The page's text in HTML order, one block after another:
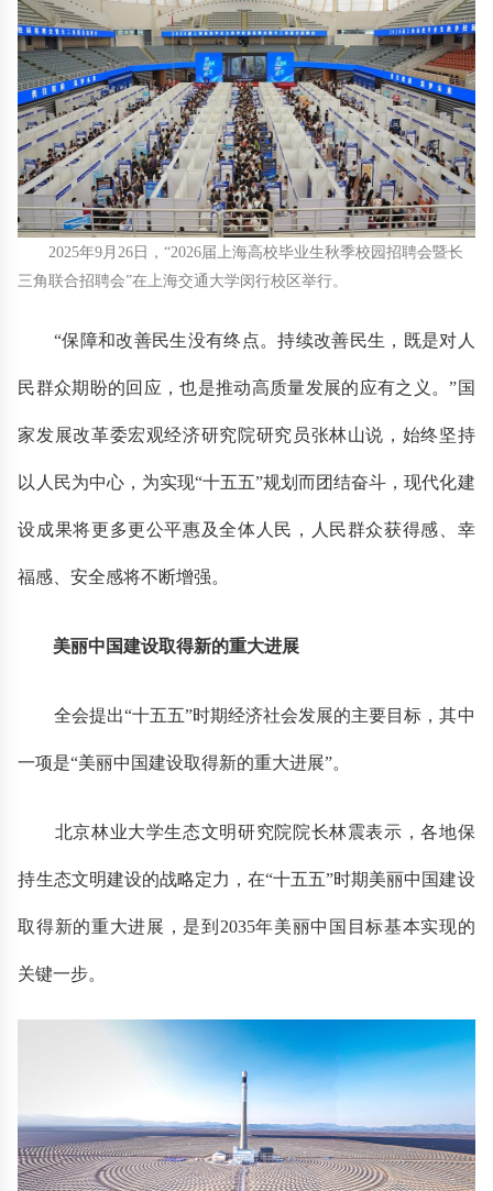
2025年9月26日，“2026届上海高校毕业生秋季校园招聘会暨长
三角联合招聘会”在上海交通大学闵行校区举行。
“保障和改善民生没有终点。持续改善民生，既是对人
民群众期盼的回应，也是推动高质量发展的应有之义。”国
家发展改革委宏观经济研究院研究员张林山说，始终坚持
以人民为中心，为实现“十五五”规划而团结奋斗，现代化建
设成果将更多更公平惠及全体人民，人民群众获得感、幸
福感、安全感将不断增强。
美丽中国建设取得新的重大进展
全会提出“十五五”时期经济社会发展的主要目标，其中
一项是“美丽中国建设取得新的重大进展”。
北京林业大学生态文明研究院院长林震表示，各地保
持生态文明建设的战略定力，在“十五五”时期美丽中国建设
取得新的重大进展，是到2035年美丽中国目标基本实现的
关键一步。